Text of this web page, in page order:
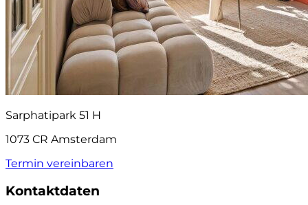
Sarphatipark 51 H
1073 CR Amsterdam
Termin vereinbaren
Kontaktdaten